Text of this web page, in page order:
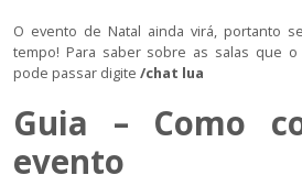
O evento de Natal ainda virá, portanto
tempo! Para saber sobre as salas que
pode passar digite /chat lua
Guia – Como
evento